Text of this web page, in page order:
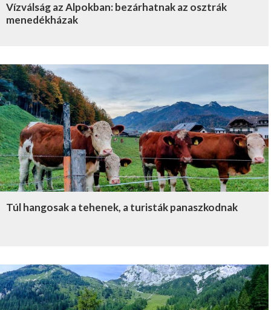
Vízválság az Alpokban: bezárhatnak az osztrák
menedékházak
Túl hangosak a tehenek, a turisták panaszkodnak